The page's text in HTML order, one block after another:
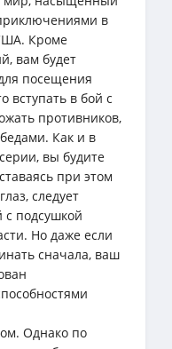
в
Кроме
вам будет
посещения
вступать в бой с
противников,
Как и в
вы будите
при этом
следует
с подсушкой
Но даже если
сначала, ваш
Однако по